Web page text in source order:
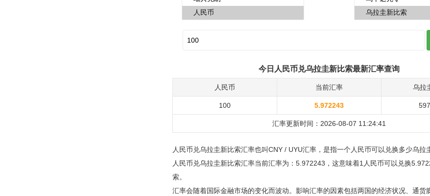
今日人民币兑乌拉圭新比索最新汇率查询
人民币 当前汇率 乌拉
100 5.972243
汇率更新时间：2026-08-07 11:24:41
人民币兑乌拉圭新比索汇率也叫CNY / UYU汇率，是指一个人民币可以兑换多少乌拉
人民币兑乌拉圭新比索汇率当前汇率为：5.972243，这意味着1人民币可以兑换
索。
汇率会随着国际金融市场的变化而波动。影响汇率的因素包括两国的经济状况、通货